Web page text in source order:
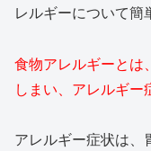
レルギーについて簡
食物アレルギーとは
しまい、アレルギー
アレルギー症状は、